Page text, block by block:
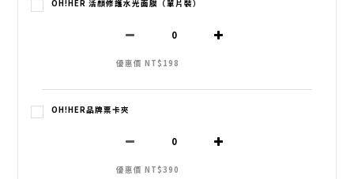
OH!HER 活顏修護水光面膜（單片裝）
優惠價 NT$198
OH!HER品牌票卡夾
優惠價 NT$390